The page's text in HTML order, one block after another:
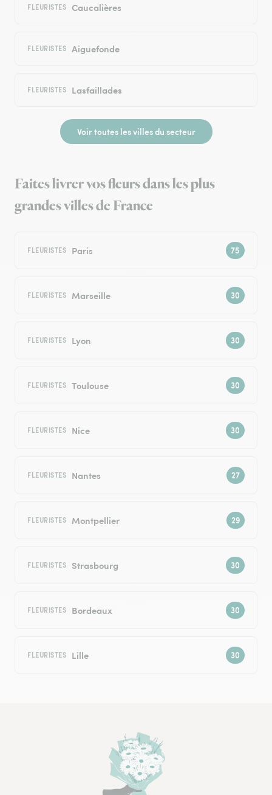
FLEURISTES Caucalières
FLEURISTES Aiguefonde
FLEURISTES Lasfaillades
Voir toutes les villes du secteur
Faites livrer vos fleurs dans les plus
grandes villes de France
FLEURISTES Paris
FLEURISTES Marseille
FLEURISTES Lyon
FLEURISTES Toulouse
FLEURISTES Nice
FLEURISTES Nantes
FLEURISTES Montpellier
FLEURISTES Strasbourg
FLEURISTES Bordeaux
FLEURISTES Lille